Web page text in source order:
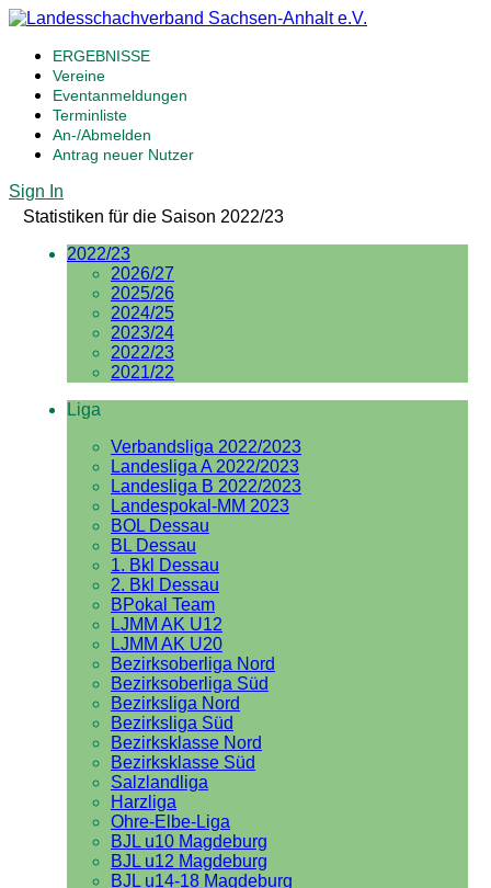
ERGEBNISSE
Vereine
Eventanmeldungen
Terminliste
An-/Abmelden
Antrag neuer Nutzer
Sign In
Statistiken für die Saison 2022/23
2022/23
2026/27
2025/26
2024/25
2023/24
2022/23
2021/22
Liga
Verbandsliga 2022/2023
Landesliga A 2022/2023
Landesliga B 2022/2023
Landespokal-MM 2023
BOL Dessau
BL Dessau
1. Bkl Dessau
2. Bkl Dessau
BPokal Team
LJMM AK U12
LJMM AK U20
Bezirksoberliga Nord
Bezirksoberliga Süd
Bezirksliga Nord
Bezirksliga Süd
Bezirksklasse Nord
Bezirksklasse Süd
Salzlandliga
Harzliga
Ohre-Elbe-Liga
BJL u10 Magdeburg
BJL u12 Magdeburg
BJL u14-18 Magdeburg